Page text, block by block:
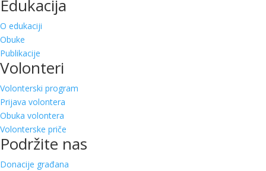
Edukacija
O edukaciji
Obuke
Publikacije
Volonteri
Volonterski program
Prijava volontera
Obuka volontera
Volonterske priče
Podržite nas
Donacije građana